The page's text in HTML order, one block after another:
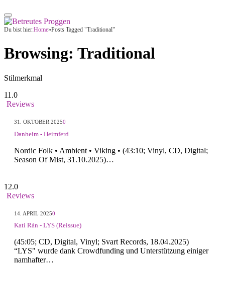
Du bist hier:Home»Posts Tagged "Traditional"
Browsing: Traditional
Stilmerkmal
11.0
Reviews
31. OKTOBER 20250
Danheim - Heimferd
Nordic Folk • Ambient • Viking • (43:10; Vinyl, CD, Digital;
Season Of Mist, 31.10.2025)…
12.0
Reviews
14. APRIL 20250
Kati Rán - LYS (Reissue)
(45:05; CD, Digital, Vinyl; Svart Records, 18.04.2025)
“LYS" wurde dank Crowdfunding und Unterstützung einiger
namhafter…